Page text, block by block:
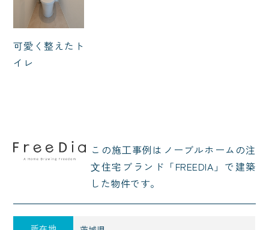
可愛く整えたト
イレ
この施⼯事例はノーブルホームの注
⽂住宅ブランド「FREEDIA」で建築
した物件です。